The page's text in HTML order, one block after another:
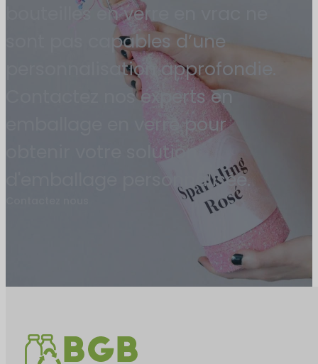
bouteilles en verre en vrac ne
sont pas capables d’une
personnalisation approfondie.
Contactez nos experts en
emballage en verre pour
obtenir votre solution
d'emballage personnalisée.